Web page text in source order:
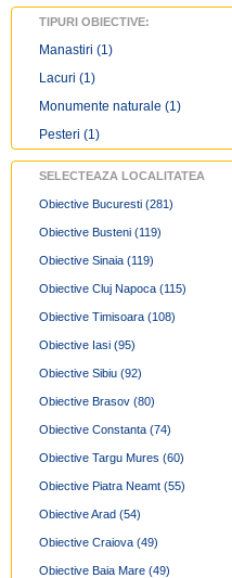
TIPURI OBIECTIVE:
Manastiri (1)
Lacuri (1)
Monumente naturale (1)
Pesteri (1)
SELECTEAZA LOCALITATEA
Obiective Bucuresti (281)
Obiective Busteni (119)
Obiective Sinaia (119)
Obiective Cluj Napoca (115)
Obiective Timisoara (108)
Obiective Iasi (95)
Obiective Sibiu (92)
Obiective Brasov (80)
Obiective Constanta (74)
Obiective Targu Mures (60)
Obiective Piatra Neamt (55)
Obiective Arad (54)
Obiective Craiova (49)
Obiective Baia Mare (49)